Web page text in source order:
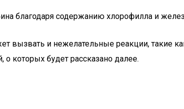
благодаря содержанию хлорофилла и
вызвать и нежелательные реакции, такие
которых будет рассказано далее.